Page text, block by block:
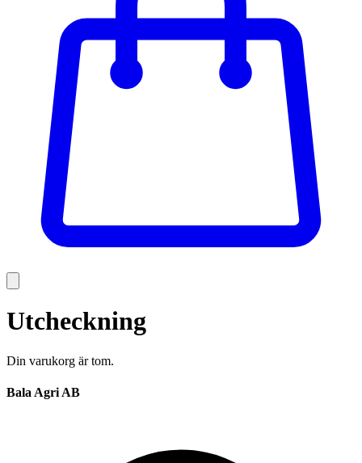
Utcheckning
Din varukorg är tom.
Bala Agri AB